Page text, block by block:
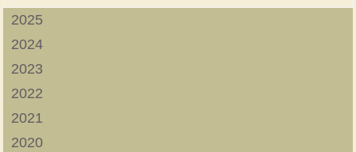
2025
2024
2023
2022
2021
2020